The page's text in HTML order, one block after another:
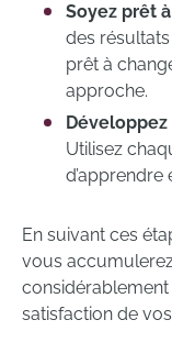
Soyez prêt
des
prêt à
approche.
Développez
Utilisez
d’apprendre
En suivant ces
vous
satisfaction de